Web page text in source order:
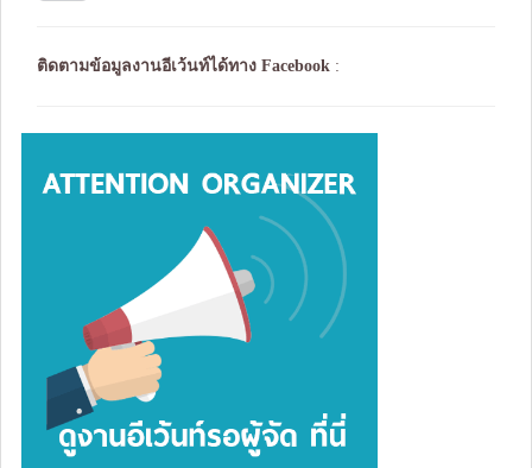
ติดตามข้อมูลงานอีเว้นท์ได้ทาง Facebook :